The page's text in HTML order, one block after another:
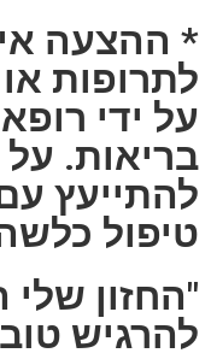
* ההצעה
לתרופות
על ידי
בריאות.
להתייעץ
טיפול
"החזון
להרגיש